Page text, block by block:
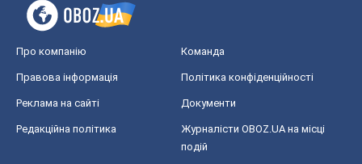
Про компанію Команда
Правова інформація Політика конфіденційності
Реклама на сайті Документи
Редакційна політика
Журналісти OBOZ.UA на місці
подій